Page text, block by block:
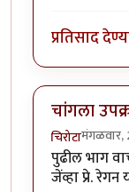
प्रतिसाद
चांगला
चिरोटामंगळवार,
पुढील भाग
जेंव्हा प्रे.